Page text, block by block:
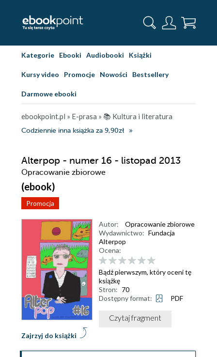
Kategorie Ebooki Audiobooki Książki
Kursy video Promocje Nowości Bestsellery
Darmowe ebooki
ebookpoint.pl » E-prasa » 📚 Kultura i literatura
Codziennie inna książka za 9,90zł
Alterpop - numer 16 - listopad 2013
Opracowanie zbiorowe
(ebook)
Promocja
Zajrzyj do książki
Autor:
Opracowanie zbiorowe
Wydawnictwo: Fundacja
Alterpop
Ocena:
Bądź pierwszym, który oceni tę
książkę
Stron: 70
Dostępny format:
PDF
Czytaj fragment